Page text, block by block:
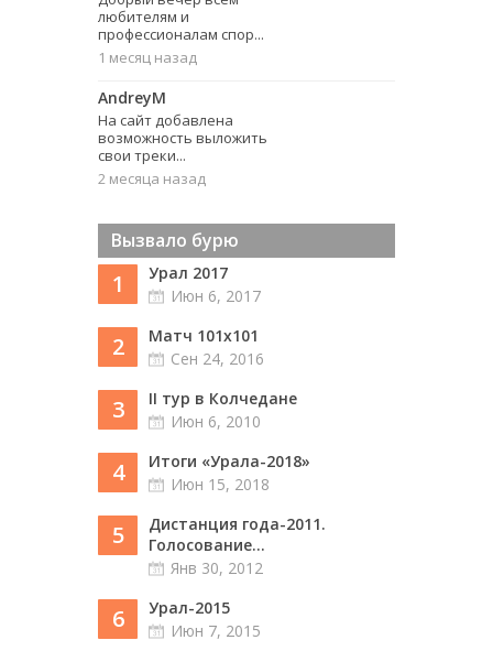
любителям и
профессионалам спор...
1 месяц назад
AndreyM
На сайт добавлена
возможность выложить
свои треки...
2 месяца назад
Вызвало бурю
1
Урал 2017
Июн 6, 2017
2
Матч 101х101
Сен 24, 2016
3
II тур в Колчедане
Июн 6, 2010
4
Итоги «Урала-2018»
Июн 15, 2018
5
Дистанция года-2011.
Голосование...
Янв 30, 2012
6
Урал-2015
Июн 7, 2015